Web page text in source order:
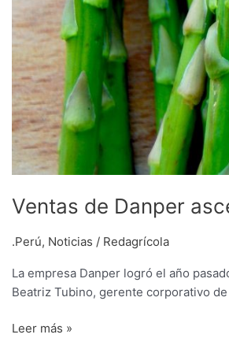
Ventas de Danper
.Perú, Noticias / Redagrícola
La empresa Danper logró el año
Beatriz Tubino, gerente corporativo
Leer más »